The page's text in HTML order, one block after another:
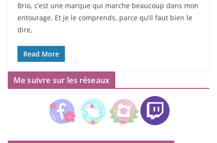
Brio, c’est une marque qui marche beaucoup dans mon
entourage. Et je le comprends, parce qu’il faut bien le
dire,
Read More
Me suivre sur les réseaux